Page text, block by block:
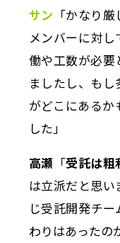
サン 「かなり
メンバーに対
働や工数が必要
ましたし、も
がどこにあるか
した」
高瀬 「受託は粗
は立派だと思い
じ受託開発チー
わりはあったの